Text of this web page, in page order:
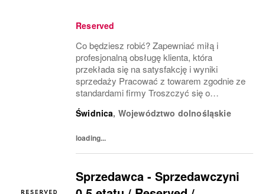
Reserved
Co będziesz robić? Zapewniać miłą i
profesjonalną obsługę klienta, która
przekłada się na satysfakcję i wyniki
sprzedaży Pracować z towarem zgodnie ze
standardami firmy Troszczyć się o
(VM) z uwzględnieniem zasad i estetyki
Świdnica, Województwo dolnośląskie
loading...
Sprzedawca - Sprzedawczyni